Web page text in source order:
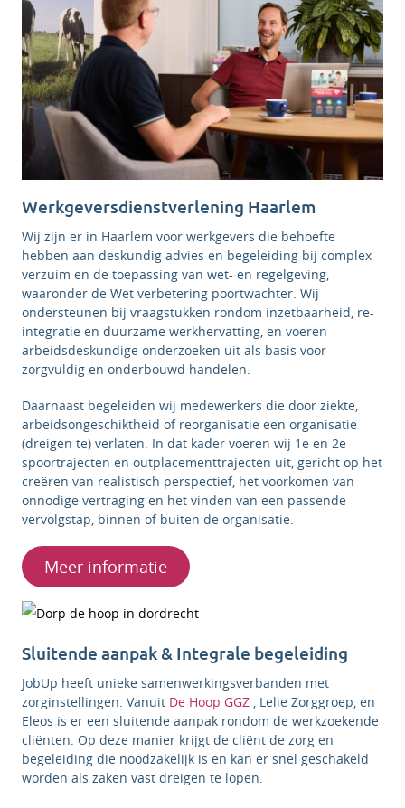
Werkgeversdienstverlening Haarlem
Wij zijn er in Haarlem voor werkgevers die behoefte
hebben aan deskundig advies en begeleiding bij complex
verzuim en de toepassing van wet- en regelgeving,
waaronder de Wet verbetering poortwachter. Wij
ondersteunen bij vraagstukken rondom inzetbaarheid, re-
integratie en duurzame werkhervatting, en voeren
arbeidsdeskundige onderzoeken uit als basis voor
zorgvuldig en onderbouwd handelen.
Daarnaast begeleiden wij medewerkers die door ziekte,
arbeidsongeschiktheid of reorganisatie een organisatie
(dreigen te) verlaten. In dat kader voeren wij 1e en 2e
spoortrajecten en outplacementtrajecten uit, gericht op het
creëren van realistisch perspectief, het voorkomen van
onnodige vertraging en het vinden van een passende
vervolgstap, binnen of buiten de organisatie.
Meer informatie
Sluitende aanpak & Integrale begeleiding
JobUp heeft unieke samenwerkingsverbanden met
zorginstellingen. Vanuit De Hoop GGZ , Lelie Zorggroep, en
Eleos is er een sluitende aanpak rondom de werkzoekende
cliënten. Op deze manier krijgt de cliënt de zorg en
begeleiding die noodzakelijk is en kan er snel geschakeld
worden als zaken vast dreigen te lopen.